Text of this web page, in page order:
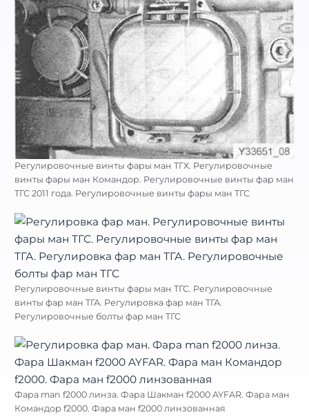
Регулировочные винты фары ман ТГХ. Регулировочные
винты фары ман Командор. Регулировочные винты фар ман
ТГС 2011 года. Регулировочные винты фары ман ТГС
Регулировочные винты фары ман ТГС. Регулировочные
винты фар ман ТГА. Регулировка фар ман ТГА.
Регулировочные болты фар ман ТГС
Фара man f2000 линза. Фара Шакман f2000 AYFAR. Фара ман
Командор f2000. Фара ман f2000 линзованная